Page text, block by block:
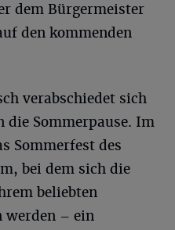
dem Bürgermeister
den kommenden
verabschiedet sich
die Sommerpause. Im
Sommerfest des
bei dem sich die
beliebten
werden – ein